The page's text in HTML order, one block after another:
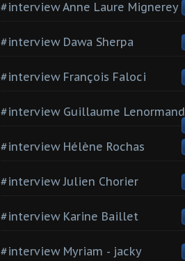
#interview Anne Laure Mignerey
#interview Dawa Sherpa
#interview François Faloci
#interview Guillaume Lenormand
#interview Hélène Rochas
#interview Julien Chorier
#interview Karine Baillet
#interview Myriam - jacky